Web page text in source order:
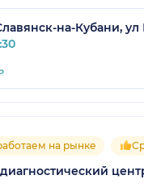
на-Кубани, ул
на рынке